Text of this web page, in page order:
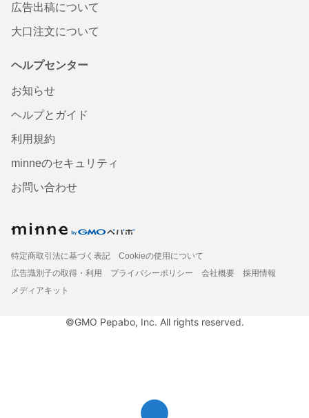
広告出稿について
大口注文について
ヘルプセンター
お知らせ
ヘルプとガイド
利用規約
minneのセキュリティ
お問い合わせ
特定商取引法に基づく表記
Cookieの使用について
広告識別子の取得・利用
プライバシーポリシー 会社概要
採用情報
メディアキット
©GMO Pepabo, Inc. All rights reserved.